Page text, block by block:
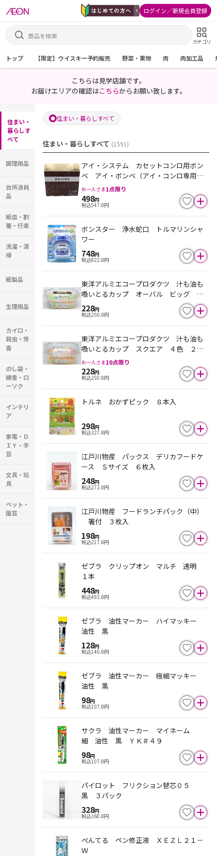
ログイン／新規会員登録
カテゴリ
トップ 【限定】ウイスキー予約販売 野菜・果物 肉 肉加工品
こちらは見学店舗です。
お届けエリアの確認はこちらからお願い致します。
住まい・
暮らしす
べて
調理用品
台所消耗
品
紙皿・割
箸・行楽
洗濯・清
掃
紙製品
生理用品
カイロ・
殺虫・芳
香
のし袋・
線香・ロ
ーソク
インテリ
ア
家電・Ｄ
ＩＹ・手
芸
文具・玩
具
ペット・
園芸
住まい・暮らしすべて
住まい・暮らしすべて (1591)
アイ・システム カセットコンロ用ボン
ベ アイ・ボンベ（アイ・コンロ専用）
３本組
お一人さま1点限り
498円
税込547.8円
ボンスター 浄水蛇口 トルマリンシャ
ワー
748円
税込822.8円
東洋アルミエコープロダクツ 汁も油も
吸いとるカップ オーバル ビッグ ４
色 ２２枚入
228円
税込250.8円
東洋アルミエコープロダクツ 汁も油も
吸いとるカップ スクエア ４色 ２２
枚入
お一人さま10点限り
228円
税込250.8円
トルネ おかずピック ８本入
298円
税込327.8円
江戸川物産 パックス デリカフードケ
ース Ｓサイズ ６枚入
248円
税込272.8円
江戸川物産 フードランチパック（中）
箸付 ３枚入
198円
税込217.8円
ゼブラ クリップオン マルチ 透明
１本
448円
税込492.8円
ゼブラ 油性マーカー ハイマッキー
油性 黒
128円
税込140.8円
ゼブラ 油性マーカー 極細マッキー
油性 黒
98円
税込107.8円
サクラ 油性マーカー マイネーム
細 油性 黒 ＹＫ＃４９
98円
税込107.8円
パイロット フリクション替芯０５
黒 ３パック
328円
税込360.8円
ぺんてる ペン修正液 ＸＥＺＬ２１－
Ｗ